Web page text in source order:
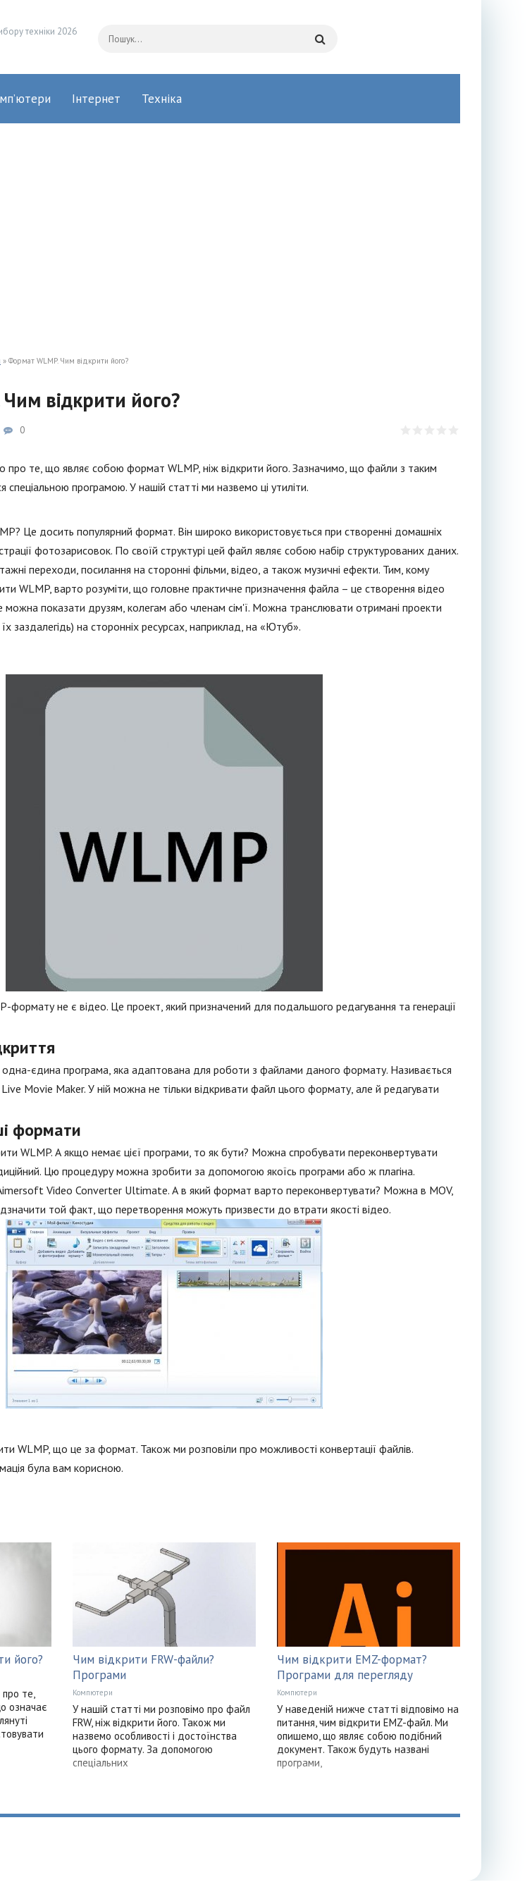
техніки 2026
Інтернет Техніка
» Формат WLMP. Чим відкрити його?
відкрити його?
0
про те, що являє собою формат WLMP, ніж відкрити його. Зазначимо, що файли з таким
спеціальною програмою. У нашій статті ми назвемо ці утиліти.
Це досить популярний формат. Він широко використовується при створенні домашніх
фотозарисовок. По своїй структурі цей файл являє собою набір структурованих даних.
переходи, посилання на сторонні фільми, відео, а також музичні ефекти. Тим, кому
WLMP, варто розуміти, що головне практичне призначення файла – це створення відео
можна показати друзям, колегам або членам сім'ї. Можна транслювати отримані проекти
заздалегідь) на сторонніх ресурсах, наприклад, на «Ютуб».
не є відео. Це проект, який призначений для подальшого редагування та генерації
одна-єдина програма, яка адаптована для роботи з файлами даного формату. Називається
Movie Maker. У ній можна не тільки відкривати файл цього формату, але й редагувати
формати
WLMP. А якщо немає цієї програми, то як бути? Можна спробувати переконвертувати
Цю процедуру можна зробити за допомогою якоїсь програми або ж плагіна.
Video Converter Ultimate. А в який формат варто переконвертувати? Можна в MOV,
той факт, що перетворення можуть призвести до втрати якості відео.
WLMP, що це за формат. Також ми розповіли про можливості конвертації файлів.
була вам корисною.
його?
про те,
означає
Чим відкрити FRW-файли?
Програми
Компютери
У нашій статті ми розповімо про файл
FRW, ніж відкрити його. Також ми
назвемо особливості і достоїнства
цього формату. За допомогою
спеціальних
Чим відкрити EMZ-формат?
Програми для перегляду
Компютери
У наведеній нижче статті відповімо на
питання, чим відкрити EMZ-файл. Ми
опишемо, що являє собою подібний
документ. Також будуть названі
програми,